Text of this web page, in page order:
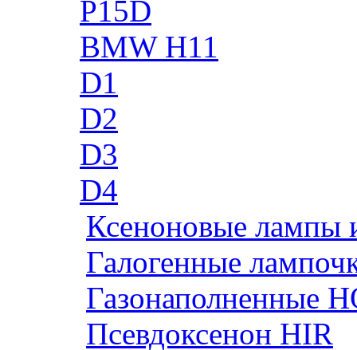
P15D
BMW H11
D1
D2
D3
D4
Ксеноновые лампы
Галогенные
Газонаполненные
Псевдоксенон HIR